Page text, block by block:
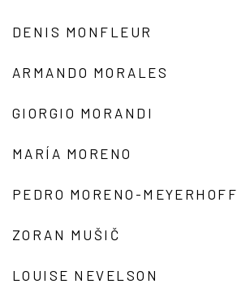
DENIS MONFLEUR
ARMANDO MORALES
GIORGIO MORANDI
MARÍA MORENO
PEDRO MORENO-MEYERHOFF
ZORAN MUŠIČ
LOUISE NEVELSON